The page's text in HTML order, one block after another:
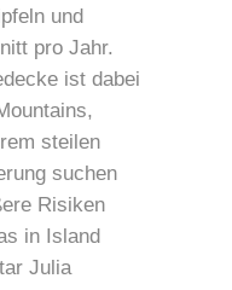
und
pro Jahr.
ist dabei
steilen
suchen
Risiken
in Island
Julia